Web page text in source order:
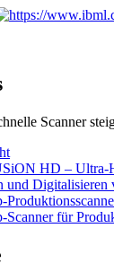
Scanner
HD – Ultra-
und Digitalisieren
Scanner für